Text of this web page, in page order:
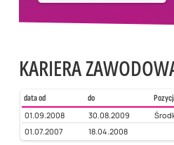
KARIERA
data od do
01.09.2008
30.08.2009
01.07.2007 18.04.2008